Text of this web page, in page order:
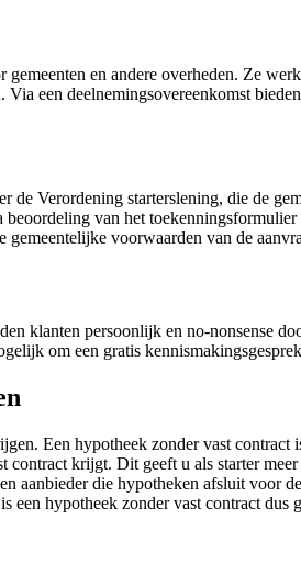
en andere overheden. Ze
een deelnemingsovereenkomst
Verordening starterslening, die de
van het
voorwaarden van de
klanten persoonlijk en no-nonsense
om een gratis
Een hypotheek zonder vast contract
krijgt. Dit geeft u als starter
aanbieder die hypotheken afsluit voor
een hypotheek zonder vast contract